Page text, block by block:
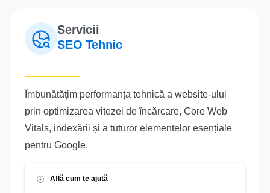
Servicii
SEO Tehnic
Îmbunătățim performanța tehnică a website-ului
prin optimizarea vitezei de încărcare, Core Web
Vitals, indexării și a tuturor elementelor esențiale
pentru Google.
Află cum te ajută